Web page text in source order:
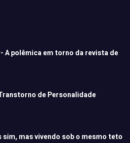
A polêmica em torno da revista de
de Personalidade
sim, mas vivendo sob o mesmo teto